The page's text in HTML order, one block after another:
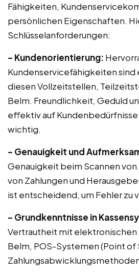
Fähigkeiten,
persönlichen Eigenschaften.
Schlüsselanforderungen:
– Kundenorientierung:
Kundenservicefähigkeiten sind
diesen Vollzeitstellen,
Belm. Freundlichkeit, Geduld
effektiv auf
wichtig.
– Genauigkeit und
Genauigkeit beim Scannen
von Zahlungen und
ist entscheidend, um Fehler zu
– Grundkenntnisse in
Vertrautheit mit elektronischen
Belm, POS-Systemen (Point of